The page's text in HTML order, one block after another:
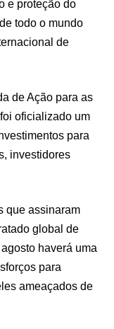
e proteção do
todo o mundo
de
de Ação para as
oficializado um
para
investidores
que assinaram
global de
haverá uma
para
ameaçados de